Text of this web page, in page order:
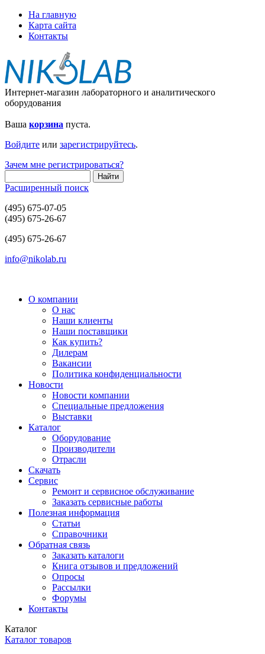
На главную
Карта сайта
Контакты
Интернет-магазин лабораторного и аналитического
оборудования
Ваша корзина пуста.
Войдите или зарегистрируйтесь.
Зачем мне регистрироваться?
Расширенный поиск
(495) 675-07-05
(495) 675-26-67
(495) 675-26-67
info@nikolab.ru
О компании
О нас
Наши клиенты
Наши поставщики
Как купить?
Дилерам
Вакансии
Политика конфиденциальности
Новости
Новости компании
Специальные предложения
Выставки
Каталог
Оборудование
Производители
Отрасли
Скачать
Сервис
Ремонт и сервисное обслуживание
Заказать сервисные работы
Полезная информация
Статьи
Справочники
Обратная связь
Заказать каталоги
Книга отзывов и предложений
Опросы
Рассылки
Форумы
Контакты
Каталог
Каталог товаров